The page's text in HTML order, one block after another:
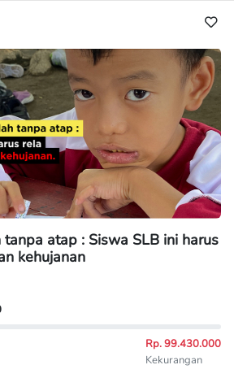
atap : Siswa SLB ini harus
kehujanan
Rp. 99.430.000
Kekurangan